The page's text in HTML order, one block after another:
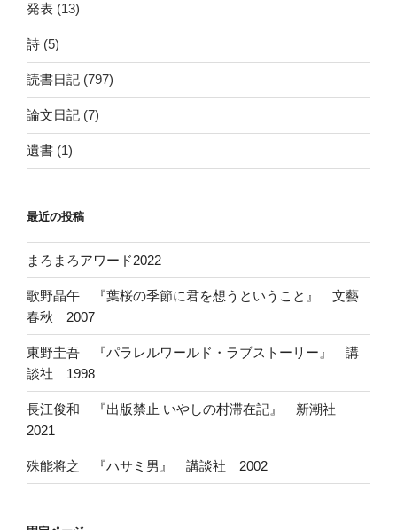
発表 (13)
詩 (5)
読書日記 (797)
論文日記 (7)
遺書 (1)
最近の投稿
まろまろアワード2022
歌野晶午 『葉桜の季節に君を想うということ』 文藝
春秋 2007
東野圭吾 『パラレルワールド・ラブストーリー』 講
談社 1998
長江俊和 『出版禁止 いやしの村滞在記』 新潮社
2021
殊能将之 『ハサミ男』 講談社 2002